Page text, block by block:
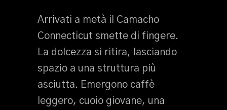
Arrivati a metà il Camacho
Connecticut smette di fingere.
La dolcezza si ritira, lasciando
spazio a una struttura più
asciutta. Emergono caffè
leggero, cuoio giovane, una